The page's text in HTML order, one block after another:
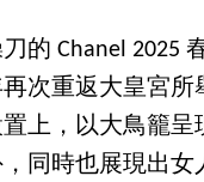
的 Chanel 2025
次重返大皇宮所
上，以大鳥籠呈
同時也展現出女